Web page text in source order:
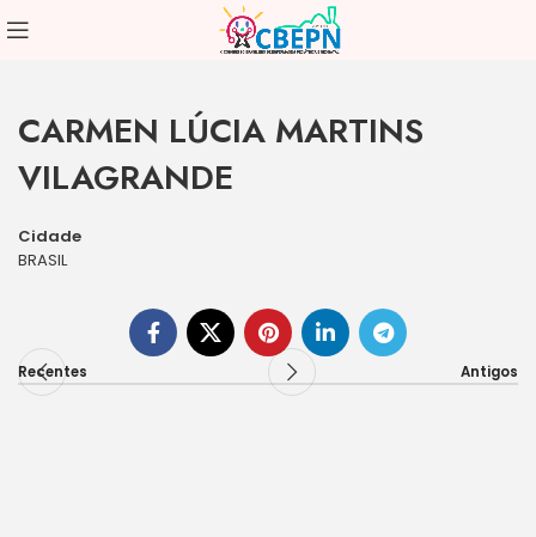
CARMEN LÚCIA MARTINS
VILAGRANDE
Cidade
BRASIL
Recentes Antigos